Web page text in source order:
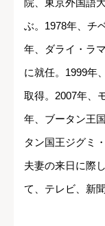
ぶ。1978年、チ
年、ダライ・ラ
に就任。1999年
取得。2007年、
年、ブータン王
タン国王ジグミ
夫妻の来日に際
て、テレビ、新